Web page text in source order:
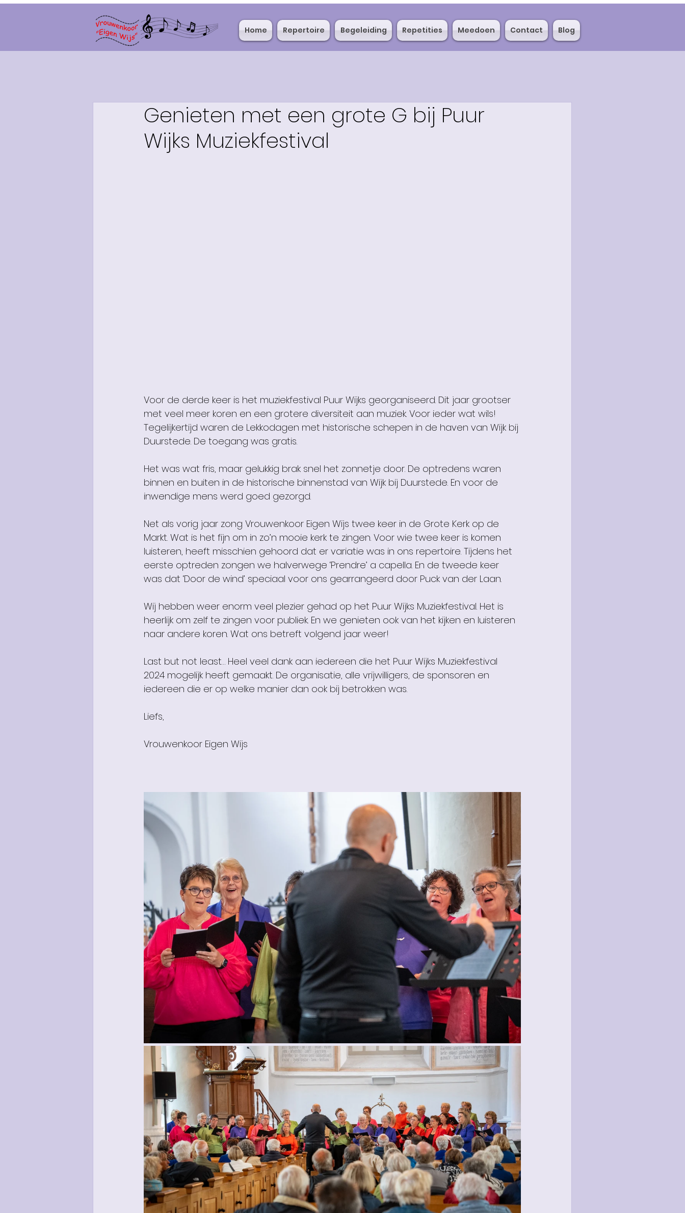
Home Repertoire Begeleiding Repetities Meedoen Contact Blog
Genieten met een grote G bij Puur
Wijks Muziekfestival
Voor de derde keer is het muziekfestival Puur Wijks georganiseerd. Dit jaar grootser
met veel meer koren en een grotere diversiteit aan muziek. Voor ieder wat wils!
Tegelijkertijd waren de Lekkodagen met historische schepen in de haven van Wijk bij
Duurstede. De toegang was gratis.
Het was wat fris, maar gelukkig brak snel het zonnetje door. De optredens waren
binnen en buiten in de historische binnenstad van Wijk bij Duurstede. En voor de
inwendige mens werd goed gezorgd.
Net als vorig jaar zong Vrouwenkoor Eigen Wijs twee keer in de Grote Kerk op de
Markt. Wat is het fijn om in zo’n mooie kerk te zingen. Voor wie twee keer is komen
luisteren, heeft misschien gehoord dat er variatie was in ons repertoire. Tijdens het
eerste optreden zongen we halverwege ‘Prendre’ a capella. En de tweede keer
was dat ‘Door de wind’ speciaal voor ons gearrangeerd door Puck van der Laan.
Wij hebben weer enorm veel plezier gehad op het Puur Wijks Muziekfestival. Het is
heerlijk om zelf te zingen voor publiek. En we genieten ook van het kijken en luisteren
naar andere koren. Wat ons betreft volgend jaar weer!
Last but not least… Heel veel dank aan iedereen die het Puur Wijks Muziekfestival
2024 mogelijk heeft gemaakt. De organisatie, alle vrijwilligers, de sponsoren en
iedereen die er op welke manier dan ook bij betrokken was.
Liefs,
Vrouwenkoor Eigen Wijs